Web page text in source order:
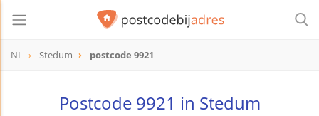
NL Stedum postcode 9921
Postcode 9921 in Stedum